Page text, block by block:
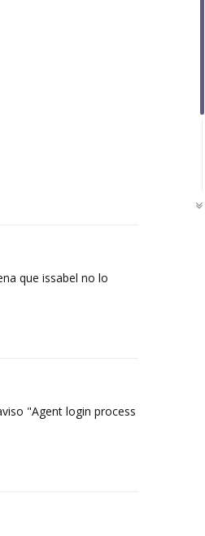
que issabel no lo
"Agent login process